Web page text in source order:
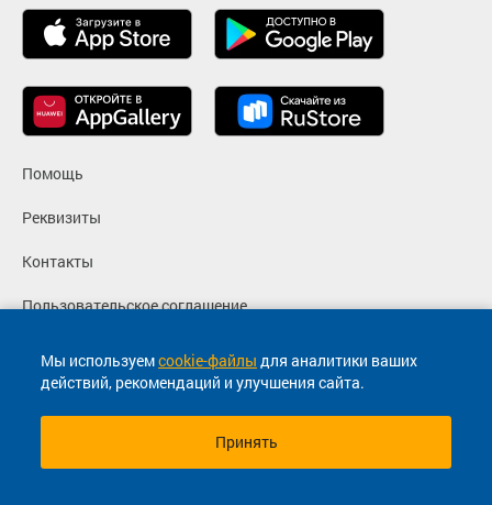
Мы используемcookie-файлы для аналитики ваших
действий, рекомендаций и улучшения сайта.
Принять
Помощь
Реквизиты
Контакты
Пользовательское соглашение
Политика конфиденциальности
Согласие на маркетинговые сообщения
© 2013-2026, ООО "Капитал"- Онлайн сервис продажи